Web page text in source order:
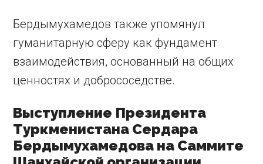
Бердымухамедов также упомянул
гуманитарную сферу как фундамент
взаимодействия, основанный на общих
ценностях и добрососедстве.
Выступление Президента
Туркменистана Сердара
Бердымухамедова на Саммите